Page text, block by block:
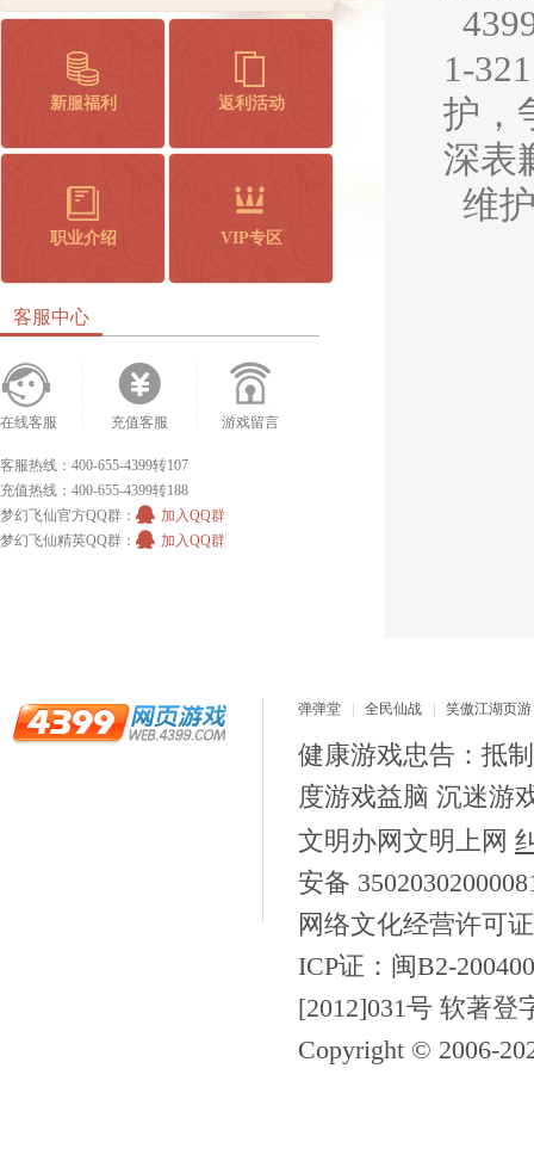
新服福利 返利活动
职业介绍 VIP专区
客服中心
在线客服 充值客服 游戏留言
客服热线：400-655-4399转107
充值热线：400-655-4399转188
梦幻飞仙官方QQ群：
加入QQ群
梦幻飞仙精英QQ群：
加入QQ群
1-
护，
深表
维
弹弹堂 全民仙战 笑傲江湖页游
健康游戏忠告：抵
度游戏益脑 沉迷游
文明办网文明上网
安备
网络文化经营许可
ICP证：闽B2-
[2012]031号 软著登
Copyright © 2006-